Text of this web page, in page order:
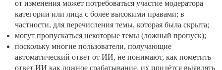
от изменения может потребоваться участие модератора
категории или лица с более высокими правами; в
частности, для перечисления темы, которая была скрыта;
могут пропускаться некоторые темы (ложный пропуск);
поскольку многие пользователи, получающие
автоматический ответ от ИИ, не понимают, как пометить
ответ ИИ как ложное срабатывание, их придётся выявлять